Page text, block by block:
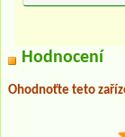
Hodnocení
Ohodnoťte teto